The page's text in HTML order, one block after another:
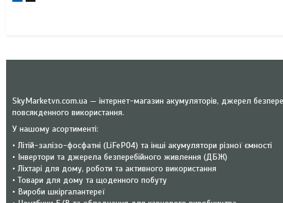
SkyMarketvn.com.ua — інтернет-магазин акумуляторів, джерел
повсякденного використання.
У нашому асортименті:
• Літій-залізо-фосфатні (LiFePO4) та інші акумулятори різної ємності
• Інвертори та джерела безперебійного живлення (ДБЖ)
• Ліхтарі для дому, роботи та активного використання
• Товари для дому та щоденного побуту
• Вироби шкіргалантереї